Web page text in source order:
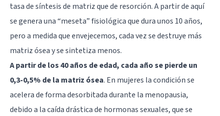
tasa de síntesis de matriz que de resorción. A partir de aquí
se genera una “meseta” fisiológica que dura unos 10 años,
pero a medida que envejecemos, cada vez se destruye más
matriz ósea y se sintetiza menos.
A partir de los 40 años de edad, cada año se pierde un
0,3-0,5% de la matriz ósea. En mujeres la condición se
acelera de forma desorbitada durante la menopausia,
debido a la caída drástica de hormonas sexuales, que se